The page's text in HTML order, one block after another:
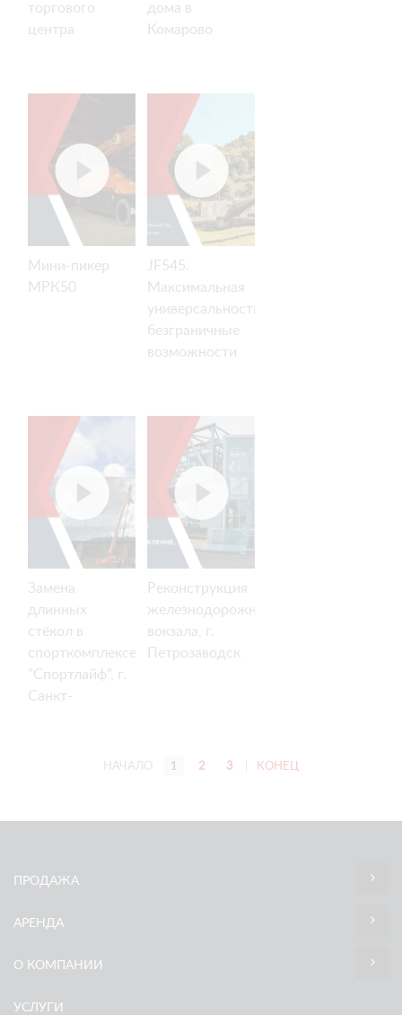
торгового
центра
дома в
Комарово
Мини-пикер
МРК50
JF545.
Максимальная
универсальность,
безграничные
возможности
Замена
длинных
стёкол в
спорткомплексе
"Спортлайф", г.
Санкт-
Реконструкция
железнодорожного
вокзала, г.
Петрозаводск
НАЧАЛО 1 2 3 КОНЕЦ
ПРОДАЖА
АРЕНДА
О КОМПАНИИ
УСЛУГИ